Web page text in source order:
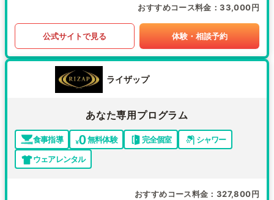
おすすめコース料金 33,000円
公式サイトで見る 体験・相談予約
ライザップ
あなた専用プログラム
食事指導 無料体験 完全個室
シャワー
ウェアレンタル
おすすめコース料金 327,800円